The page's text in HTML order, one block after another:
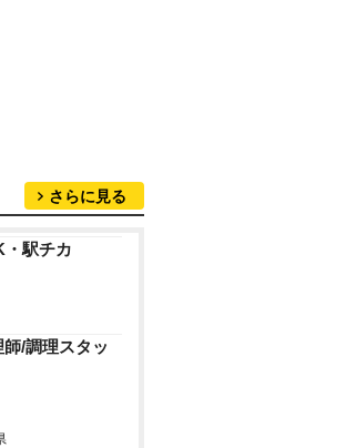
さらに見る
・駅チカ
/調理スタッ